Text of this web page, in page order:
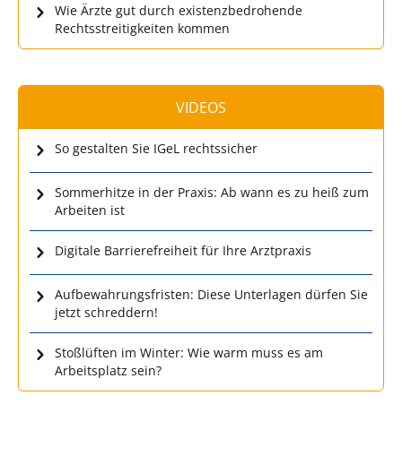
Wie Ärzte gut durch existenzbedrohende
Rechtsstreitigkeiten kommen
VIDEOS
So gestalten Sie IGeL rechtssicher
Sommerhitze in der Praxis: Ab wann es zu heiß zum
Arbeiten ist
Digitale Barrierefreiheit für Ihre Arztpraxis
Aufbewahrungsfristen: Diese Unterlagen dürfen Sie
jetzt schreddern!
Stoßlüften im Winter: Wie warm muss es am
Arbeitsplatz sein?